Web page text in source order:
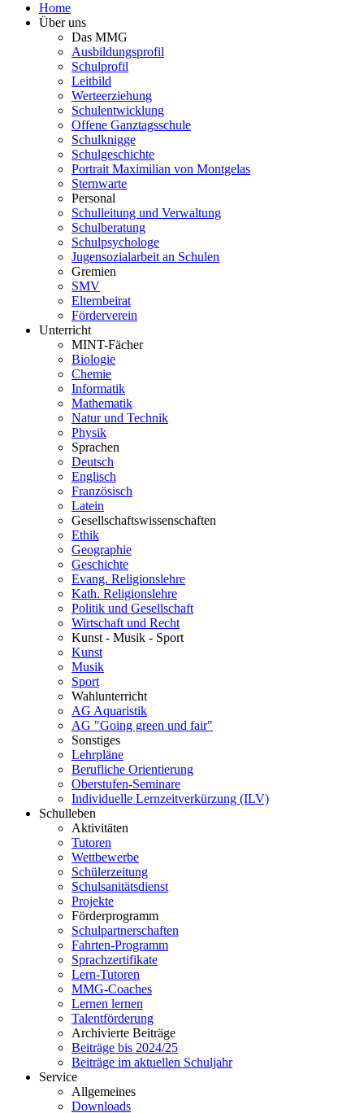
Home
Über uns
Das MMG
Ausbildungsprofil
Schulprofil
Leitbild
Werteerziehung
Schulentwicklung
Offene Ganztagsschule
Schulknigge
Schulgeschichte
Portrait Maximilian von Montgelas
Sternwarte
Personal
Schulleitung und Verwaltung
Schulberatung
Schulpsychologe
Jugensozialarbeit an Schulen
Gremien
SMV
Elternbeirat
Förderverein
Unterricht
MINT-Fächer
Biologie
Chemie
Informatik
Mathematik
Natur und Technik
Physik
Sprachen
Deutsch
Englisch
Französisch
Latein
Gesellschaftswissenschaften
Ethik
Geographie
Geschichte
Evang. Religionslehre
Kath. Religionslehre
Politik und Gesellschaft
Wirtschaft und Recht
Kunst - Musik - Sport
Kunst
Musik
Sport
Wahlunterricht
AG Aquaristik
AG "Going green und fair"
Sonstiges
Lehrpläne
Berufliche Orientierung
Oberstufen-Seminare
Individuelle Lernzeitverkürzung (ILV)
Schulleben
Aktivitäten
Tutoren
Wettbewerbe
Schülerzeitung
Schulsanitätsdienst
Projekte
Förderprogramm
Schulpartnerschaften
Fahrten-Programm
Sprachzertifikate
Lern-Tutoren
MMG-Coaches
Lernen lernen
Talentförderung
Archivierte Beiträge
Beiträge bis 2024/25
Beiträge im aktuellen Schuljahr
Service
Allgemeines
Downloads